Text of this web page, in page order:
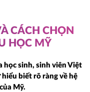
CÁCH CHỌN
HỌC MỸ
học sinh, sinh viên Việt
hiểu biết rõ ràng về hệ
Mỹ.